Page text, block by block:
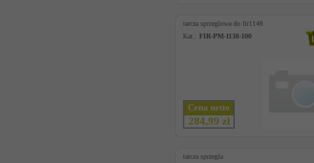
tarcza sprzeglowa do fir1148
Kat.: FIR-PM-1138-100
Cena netto
284,99 zł
tarcza sprzegla